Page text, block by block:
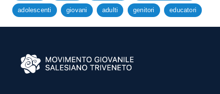
adolescenti giovani adulti genitori educatori